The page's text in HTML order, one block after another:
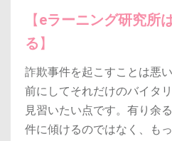
【eラーニング研究所
る 】
詐欺事件を起こすことは悪
前にしてそれだけのバイタ
見習いたい点です。 有り余
件に傾けるのではなく、も